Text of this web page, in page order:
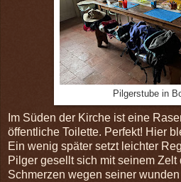
Pilgerstube in
Im Süden der Kirche ist eine
öffentliche Toilette. Perfekt! Hier
Ein wenig später setzt leichter
Pilger gesellt sich mit seinem
Schmerzen wegen seiner